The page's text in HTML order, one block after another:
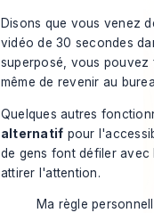
Disons que vous venez
vidéo de 30 secondes
superposé, vous pouvez
même de revenir au
Quelques autres
alternatif pour
de gens font défiler avec
attirer l'attention.
Ma règle